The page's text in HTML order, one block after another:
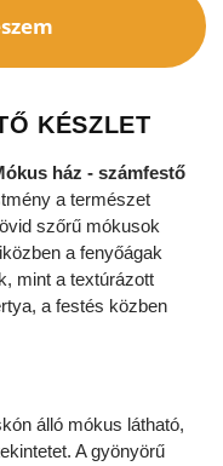
KÉSZLET
ház - számfestő
a természet
szőrű mókusok
a fenyőágak
mint a textúrázott
a festés közben
álló mókus látható,
A gyönyörű